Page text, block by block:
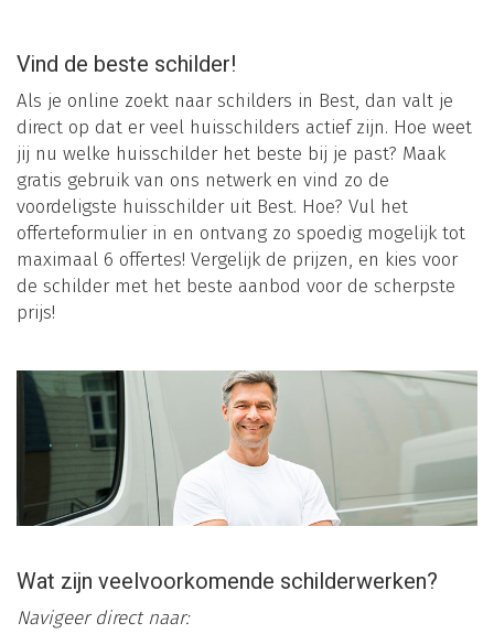
Vind de beste schilder!
Als je online zoekt naar schilders in Best, dan valt je
direct op dat er veel huisschilders actief zijn. Hoe weet
jij nu welke huisschilder het beste bij je past? Maak
gratis gebruik van ons netwerk en vind zo de
voordeligste huisschilder uit Best. Hoe? Vul het
offerteformulier in en ontvang zo spoedig mogelijk tot
maximaal 6 offertes! Vergelijk de prijzen, en kies voor
de schilder met het beste aanbod voor de scherpste
prijs!
Wat zijn veelvoorkomende schilderwerken?
Navigeer direct naar: